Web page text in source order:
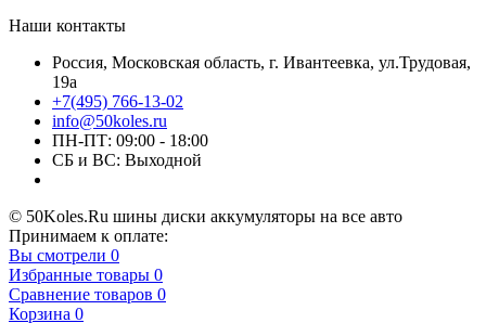
Наши контакты
Россия, Московская область, г. Ивантеевка, ул.Трудовая,
19а
+7(495) 766-13-02
info@50koles.ru
ПН-ПТ: 09:00 - 18:00
СБ и ВС: Выходной
© 50Koles.Ru шины диски аккумуляторы на все авто
Принимаем к оплате:
Вы смотрели 0
Избранные товары 0
Сравнение товаров 0
Корзина 0